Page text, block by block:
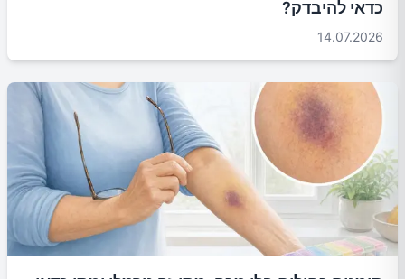
כדאי להיבדק?
14.07.2026